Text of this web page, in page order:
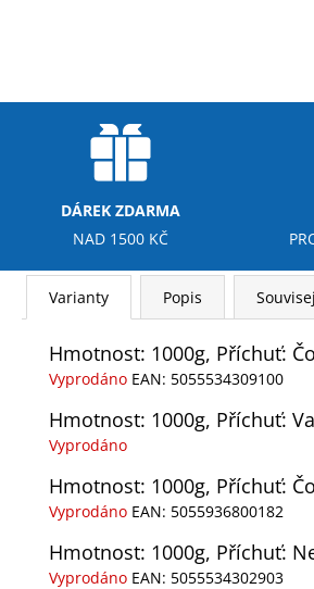
DÁREK ZDARMA
NAD 1500 KČ
Varianty Popis
Hmotnost: 1000g, Příchuť:
Vyprodáno EAN: 5055534309100
Hmotnost: 1000g, Příchuť:
Vyprodáno
Hmotnost: 1000g, Příchuť:
Vyprodáno EAN: 5055936800182
Hmotnost: 1000g, Příchuť:
Vyprodáno EAN: 5055534302903